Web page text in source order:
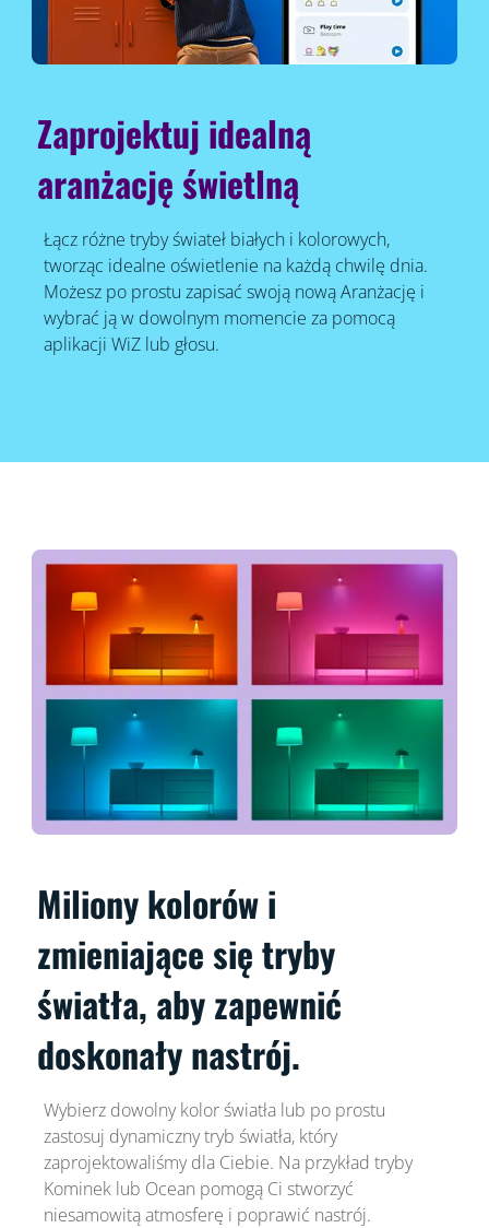
Zaprojektuj idealną
aranżację świetlną
Łącz różne tryby świateł białych i kolorowych,
tworząc idealne oświetlenie na każdą chwilę dnia.
Możesz po prostu zapisać swoją nową Aranżację i
wybrać ją w dowolnym momencie za pomocą
aplikacji WiZ lub głosu.
Miliony kolorów i
zmieniające się tryby
światła, aby zapewnić
doskonały nastrój.
Wybierz dowolny kolor światła lub po prostu
zastosuj dynamiczny tryb światła, który
zaprojektowaliśmy dla Ciebie. Na przykład tryby
Kominek lub Ocean pomogą Ci stworzyć
niesamowitą atmosferę i poprawić nastrój.